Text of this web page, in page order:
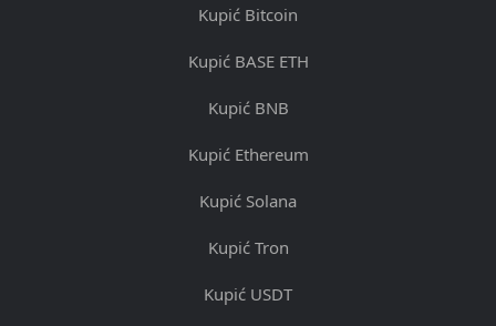
Kupić Bitcoin
Kupić BASE ETH
Kupić BNB
Kupić Ethereum
Kupić Solana
Kupić Tron
Kupić USDT